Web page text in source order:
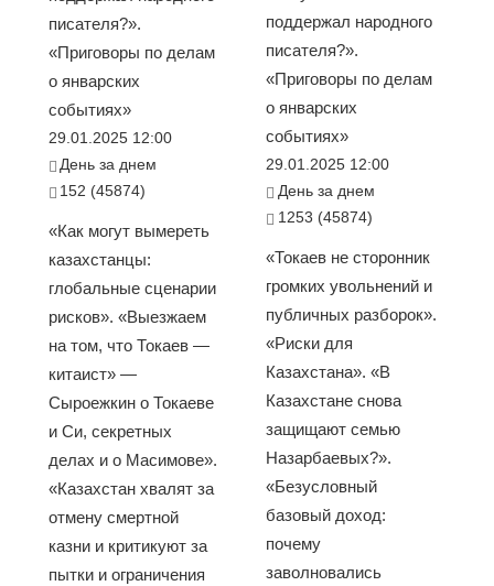
писателя?».
«Приговоры по делам
о январских
событиях»
29.01.2025 12:00
День за днем
152 (45874)
«Как могут вымереть
казахстанцы:
глобальные сценарии
рисков». «Выезжаем
на том, что Токаев —
китаист» —
Сыроежкин о Токаеве
и Си, секретных
делах и о Масимове».
«Казахстан хвалят за
отмену смертной
казни и критикуют за
пытки и ограничения
поддержал народного
писателя?».
«Приговоры по делам
о январских
событиях»
29.01.2025 12:00
День за днем
1253 (45874)
«Токаев не сторонник
громких увольнений и
публичных разборок».
«Риски для
Казахстана». «В
Казахстане снова
защищают семью
Назарбаевых?».
«Безусловный
базовый доход:
почему
заволновались